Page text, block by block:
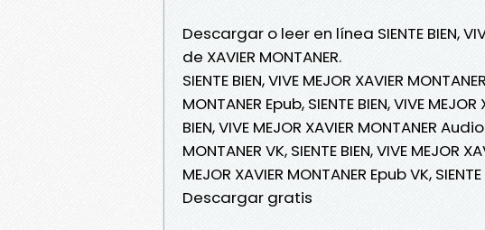
Descargar o leer en línea SIENTE BIEN,
de XAVIER MONTANER.
SIENTE BIEN, VIVE MEJOR XAVIER
MONTANER Epub, SIENTE BIEN, VIVE
BIEN, VIVE MEJOR XAVIER MONTANER
MONTANER VK, SIENTE BIEN, VIVE MEJOR
MEJOR XAVIER MONTANER Epub VK,
Descargar gratis